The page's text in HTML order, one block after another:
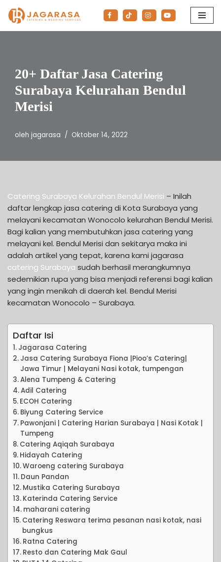
Lompat
20+ Daftar Jasa Catering
Surabaya Kelurahan Bendul
Merisi
oleh jagarasa Oktober 14, 2022
Catering Surabaya Kelurahan Bendul Merisi – Inilah
daftar lengkap jasa catering di Kota Surabaya yang
melayani kecamatan Wonocolo kelurahan Bendul Merisi.
Bagi kalian yang membutuhkan jasa catering yang
melayani kel. Bendul Merisi dan sekitarya maka ini
adalah artikel yang tepat, karena kami jagarasa
catering Surabaya sudah berhasil merangkumnya
sedemikian rupa yang bisa menjadi referensi bagi kalian
yang ingin menikah di daerah kel. Bendul Merisi
kecamatan Wonocolo – Surabaya.
Daftar Isi
Jagarasa Catering
Jasa Catering Surabaya Fiona |Pioo’s Catering|
Jawa Timur | Melayani Nasi kotak, tumpengan
Alena Tumpeng & Catering
Adil Catering
ECOH Catering
Biyung Catering Service
Pawonjani | Catering Harian Surabaya | Nasi Kotak |
Tumpeng
Catering Aqiqah Surabaya
Hidayah Catering
Waroeng catering Surabaya
Daun Pandan
Mustika Catering Surabaya
Katerinda Catering Service
maharani catering
Catering Reswara terima pesanan nasi kotak, nasi
bungkus
Ratna Catering
Resto dan Catering Mak Gaul